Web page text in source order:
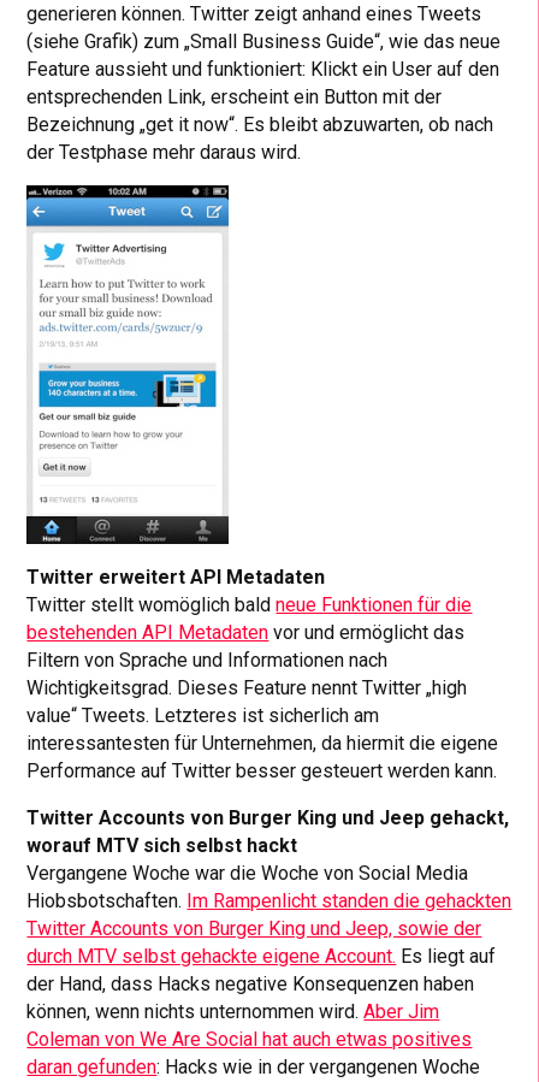
generieren können. Twitter zeigt anhand eines Tweets
(siehe Grafik) zum „Small Business Guide“, wie das neue
Feature aussieht und funktioniert: Klickt ein User auf den
entsprechenden Link, erscheint ein Button mit der
Bezeichnung „get it now“. Es bleibt abzuwarten, ob nach
der Testphase mehr daraus wird.
Twitter erweitert API Metadaten
Twitter stellt womöglich baldneue Funktionen für die
bestehenden API Metadaten vor und ermöglicht das
Filtern von Sprache und Informationen nach
Wichtigkeitsgrad. Dieses Feature nennt Twitter „high
value“ Tweets. Letzteres ist sicherlich am
interessantesten für Unternehmen, da hiermit die eigene
Performance auf Twitter besser gesteuert werden kann.
Twitter Accounts von Burger King und Jeep gehackt,
worauf MTV sich selbst hackt
Vergangene Woche war die Woche von Social Media
Hiobsbotschaften. Im Rampenlicht standen die gehackten
Twitter Accounts von Burger King und Jeep, sowie der
durch MTV selbst gehackte eigene Account. Es liegt auf
der Hand, dass Hacks negative Konsequenzen haben
können, wenn nichts unternommen wird.Aber Jim
Coleman von We Are Social hat auch etwas positives
daran gefunden: Hacks wie in der vergangenen Woche